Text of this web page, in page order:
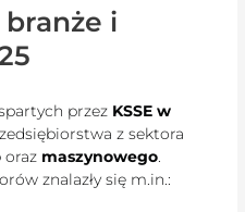
i
przez KSSE w
z sektora
oraz maszynowego.
znalazły się m.in.: